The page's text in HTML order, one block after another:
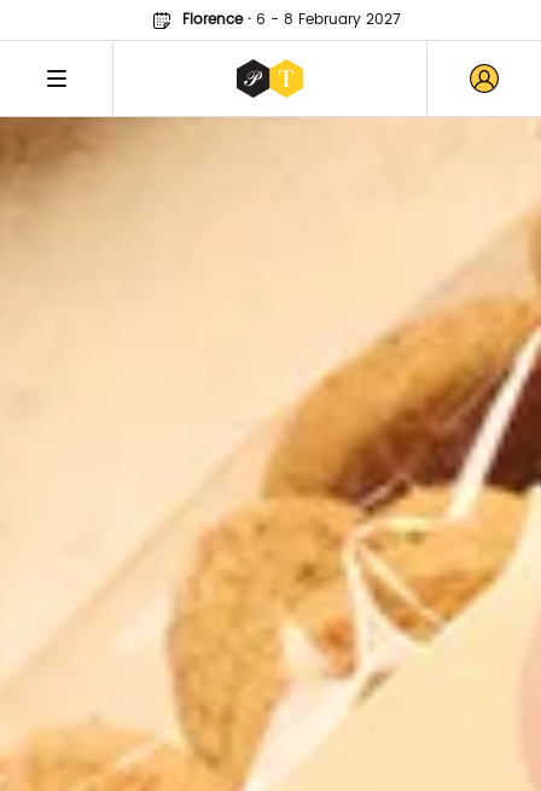
Florence· 6 - 8 February 2027